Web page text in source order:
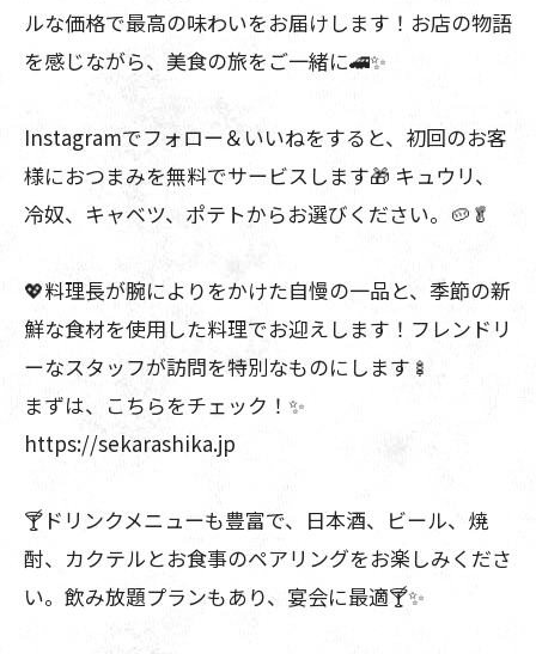
ルな価格で最高の味わいをお届けします！お店の物語
を感じながら、美食の旅をご一緒に🚄✨
Instagramでフォロー＆いいねをすると、初回のお客
様におつまみを無料でサービスします🎁 キュウリ、
冷奴、キャベツ、ポテトからお選びください。🥔🥬
💖料理長が腕によりをかけた自慢の一品と、季節の新
鮮な食材を使用した料理でお迎えします！フレンドリ
ーなスタッフが訪問を特別なものにします🍢
まずは、こちらをチェック！✨
https://sekarashika.jp
🍸ドリンクメニューも豊富で、日本酒、ビール、焼
酎、カクテルとお食事のペアリングをお楽しみくださ
い。飲み放題プランもあり、宴会に最適🍸✨